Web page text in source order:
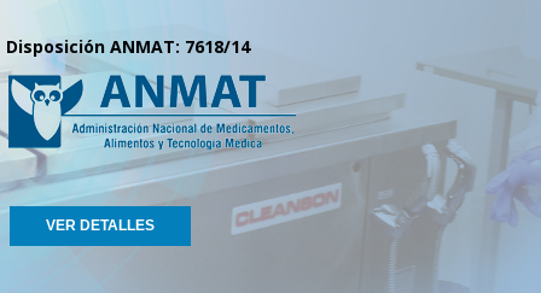
Disposición ANMAT: 7618/14
VER DETALLES